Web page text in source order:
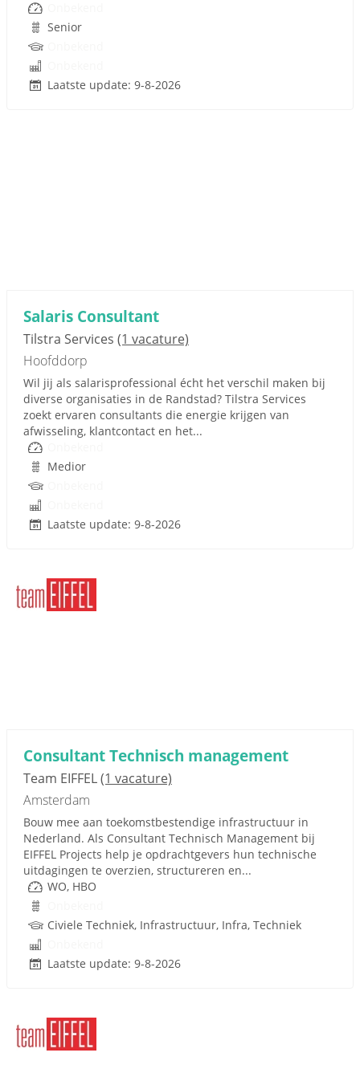
Senior
Laatste update: 9-8-2026
Salaris Consultant
Tilstra Services (1 vacature)
Hoofddorp
Wil jij als salarisprofessional écht het verschil maken bij
diverse organisaties in de Randstad? Tilstra Services
zoekt ervaren consultants die energie krijgen van
afwisseling, klantcontact en het...
Medior
Laatste update: 9-8-2026
Consultant Technisch management
Team EIFFEL(1 vacature)
Amsterdam
Bouw mee aan toekomstbestendige infrastructuur in
Nederland. Als Consultant Technisch Management bij
EIFFEL Projects help je opdrachtgevers hun technische
uitdagingen te overzien, structureren en...
WO, HBO
Civiele Techniek, Infrastructuur, Infra, Techniek
Laatste update: 9-8-2026